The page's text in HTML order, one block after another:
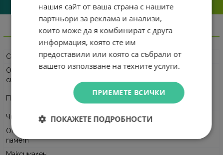
Информация
Серия
ThinkPad L
Операционна
система
Процесор
AMD Ryzen 7 PRO 250 (3.30 GHz, 24 MB
кеш)
Чипсет
AMD SoC Platform
Оперативна
памет
нашия сайт от ваша страна с нашите
партньори за реклама и анализи,
които може да я комбинират с друга
информация, която сте им
предоставили или която са събрали от
вашето използване на техните услуги.
ПРИЕМЕТЕ ВСИЧКИ
ПОКАЖЕТЕ ПОДРОБНОСТИ